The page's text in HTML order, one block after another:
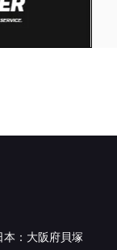
：大阪府貝塚